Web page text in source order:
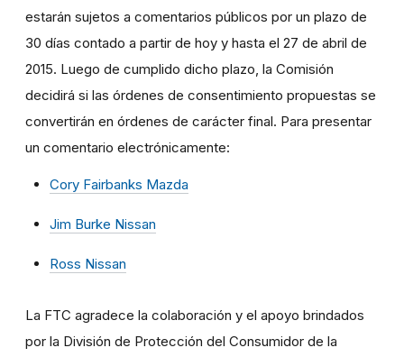
estarán sujetos a comentarios públicos por un plazo de
30 días contado a partir de hoy y hasta el 27 de abril de
2015. Luego de cumplido dicho plazo, la Comisión
decidirá si las órdenes de consentimiento propuestas se
convertirán en órdenes de carácter final. Para presentar
un comentario electrónicamente:
Cory Fairbanks Mazda
Jim Burke Nissan
Ross Nissan
La FTC agradece la colaboración y el apoyo brindados
por la División de Protección del Consumidor de la